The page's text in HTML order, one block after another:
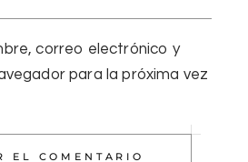
correo electrónico y
para la próxima vez
EL COMENTARIO